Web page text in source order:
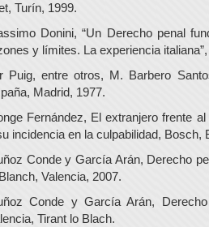
Turín, 1999.
Donini, “Un Derecho penal
y límites. La experiencia
Puig, entre otros, M. Barbero
Madrid, 1977.
Fernández, El extranjero frente
incidencia en la culpabilidad, Bosch,
Conde y García Arán, Derecho
Valencia, 2007.
Conde y García Arán,
Tirant lo Blach.